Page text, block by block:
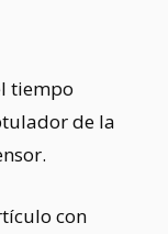
tiempo
de la
con